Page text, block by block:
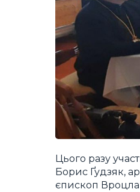
Цього разу
Борис Ґудзяк,
єпископ